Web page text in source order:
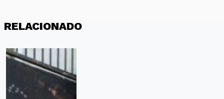
RELACIONADO